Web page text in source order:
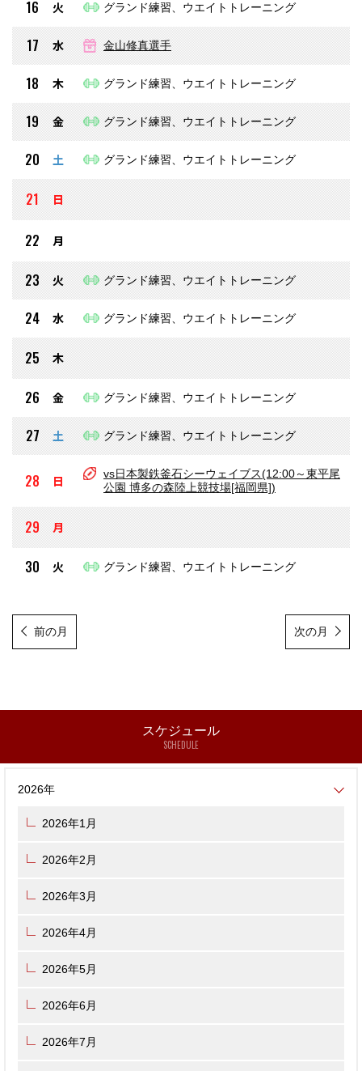
16 火 グランド練習、ウエイトトレーニング
17 水 金山修真選手
18 木 グランド練習、ウエイトトレーニング
19 金 グランド練習、ウエイトトレーニング
20 土 グランド練習、ウエイトトレーニング
21 日
22 月
23 火 グランド練習、ウエイトトレーニング
24 水 グランド練習、ウエイトトレーニング
25 木
26 金 グランド練習、ウエイトトレーニング
27 土 グランド練習、ウエイトトレーニング
28 日
vs日本製鉄釜石シーウェイブス(12:00～東平尾
公園 博多の森陸上競技場[福岡県])
29 月
30 火 グランド練習、ウエイトトレーニング
前の月 次の月
スケジュール
SCHEDULE
2026年
2026年1月
2026年2月
2026年3月
2026年4月
2026年5月
2026年6月
2026年7月